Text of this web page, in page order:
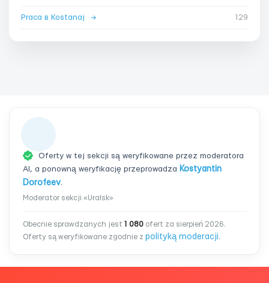
Praca в Kostanaj → 129
Oferty w tej sekcji są weryfikowane przez moderatora
AI, a ponowną weryfikację przeprowadza Kostyantin
Dorofeev.
Moderator sekcji «Uralsk»
Obecnie sprawdzanych jest 1 080 ofert za sierpień 2026.
Oferty są weryfikowane zgodnie z polityką moderacji.